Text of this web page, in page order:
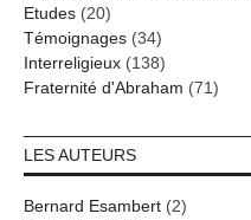
Etudes (20)
Témoignages (34)
Interreligieux (138)
Fraternité d'Abraham (71)
LES AUTEURS
Bernard Esambert (2)